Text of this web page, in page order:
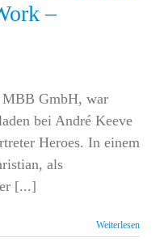
–
MBB GmbH, war
bei André Keeve
Heroes. In einem
als
[...]
Weiterlesen